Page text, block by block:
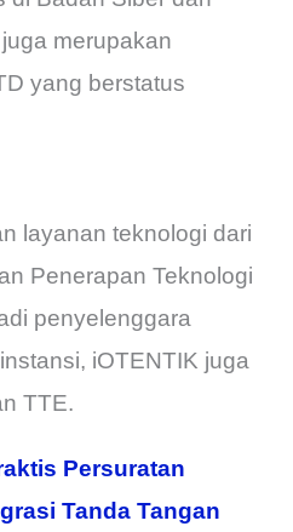
merupakan
yang berstatus
layanan teknologi dari
Penerapan Teknologi
penyelenggara
iOTENTIK juga
TTE.
Persuratan
Tanda Tangan